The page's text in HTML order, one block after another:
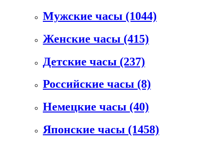
Мужские часы (1044)
Женские часы (415)
Детские часы (237)
Российские часы (8)
Немецкие часы (40)
Японские часы (1458)